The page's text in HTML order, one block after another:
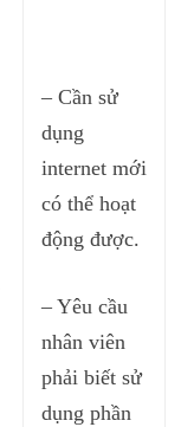
– Cần sử
dụng
internet mới
có thể hoạt
động được.
– Yêu cầu
nhân viên
phải biết sử
dụng phần